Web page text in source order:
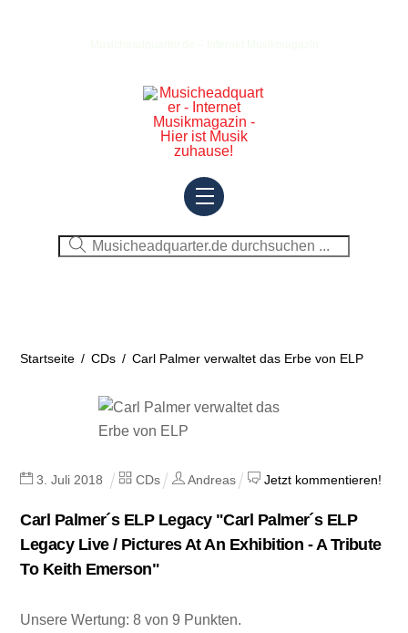
Menu
Startseite / CDs / Carl Palmer verwaltet das Erbe von ELP
3 .Juli 2018 CDs Andreas Jetzt kommentieren!
Carl Palmer´s ELP Legacy "Carl Palmer´s ELP
Legacy Live / Pictures At An Exhibition - A Tribute
To Keith Emerson"
Unsere Wertung: 8 von 9 Punkten.